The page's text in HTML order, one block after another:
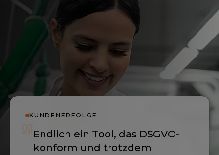
KUNDENERFOLGE
Endlich ein Tool, das DSGVO-
konform und trotzdem